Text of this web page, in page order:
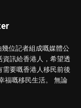
位記者組成嘅媒體公
訊給香港人，希望透
要嘅香港人移民前後
福嘅移民生活。 無論